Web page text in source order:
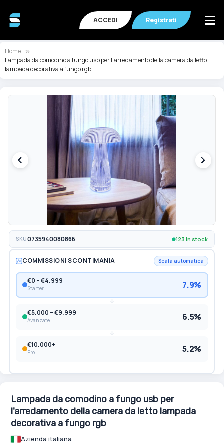
ACCEDI Registrati
Home
Lampada da comodino a fungo usb per l'arredamento della camera da letto
lampada decorativa a fungo rgb
Vai
immagini
Vai
SKU0735940080866 123 in stock
COMMISSIONI SCONTIMANIA Scala automatica
€0 – €4.999
Starter 7.9%
€5.000 – €9.999
Avanzate 6.5%
€10.000+
Pro 5.2%
Lampada da comodino a fungo usb per
l'arredamento della camera da letto lampada
decorativa a fungo rgb
Azienda italiana